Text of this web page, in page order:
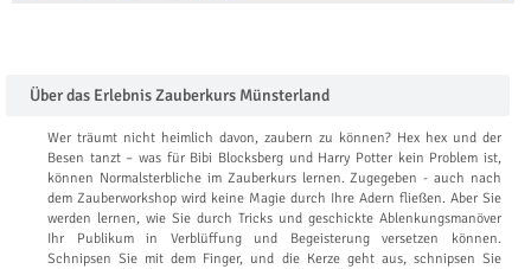
Über das Erlebnis Zauberkurs Münsterland
Wer träumt nicht heimlich davon, zaubern zu können? Hex hex und der
Besen tanzt – was für Bibi Blocksberg und Harry Potter kein Problem ist,
können Normalsterbliche im Zauberkurs lernen. Zugegeben - auch nach
dem Zauberworkshop wird keine Magie durch Ihre Adern fließen. Aber Sie
werden lernen, wie Sie durch Tricks und geschickte Ablenkungsmanöver
Ihr Publikum in Verblüffung und Begeisterung versetzen können.
Schnipsen Sie mit dem Finger, und die Kerze geht aus, schnipsen Sie